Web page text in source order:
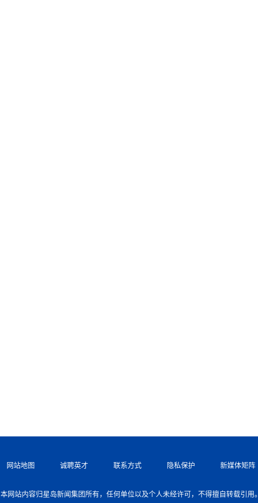
网站地图 诚聘英才 联系方式 隐私保护 新媒体矩阵
本网站内容归星岛新闻集团所有，任何单位以及个人未经许可，不得擅自转载引用。